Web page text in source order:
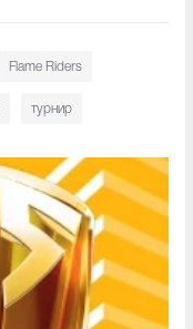
Flame Riders
турнир